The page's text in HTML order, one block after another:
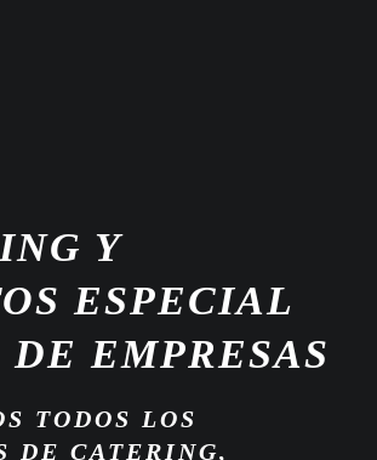
Y
ESPECIAL
DE EMPRESAS
TODOS LOS
DE CATERING,